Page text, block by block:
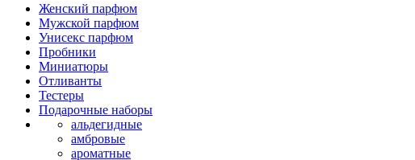
Женский парфюм
Мужской парфюм
Унисекс парфюм
Пробники
Миниатюры
Отливанты
Тестеры
Подарочные наборы
альдегидные
амбровые
ароматные